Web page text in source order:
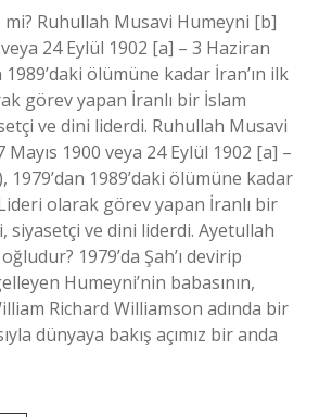
Ruhullah Musavi Humeyni [b]
24 Eylül 1902 [a] – 3 Haziran
1989’daki ölümüne kadar İran’ın ilk
görev yapan İranlı bir İslam
ve dini liderdi. Ruhullah Musavi
1900 veya 24 Eylül 1902 [a] –
1979’dan 1989’daki ölümüne kadar
Lideri olarak görev yapan İranlı bir
siyasetçi ve dini liderdi. Ayetullah
1979’da Şah’ı devirip
Humeyni’nin babasının,
Richard Williamson adında bir
dünyaya bakış açımız bir anda